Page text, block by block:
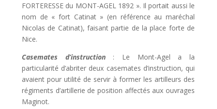
FORTERESSE du MONT-AGEL 1892 ». Il portait aussi le
nom de « fort Catinat » (en référence au maréchal
Nicolas de Catinat), faisant partie de la place forte de
Nice.
Casemates d’instruction: Le Mont-Agel a la
particularité d’abriter deux casemates d’instruction, qui
avaient pour utilité de servir à former les artilleurs des
régiments d’artillerie de position affectés aux ouvrages
Maginot.